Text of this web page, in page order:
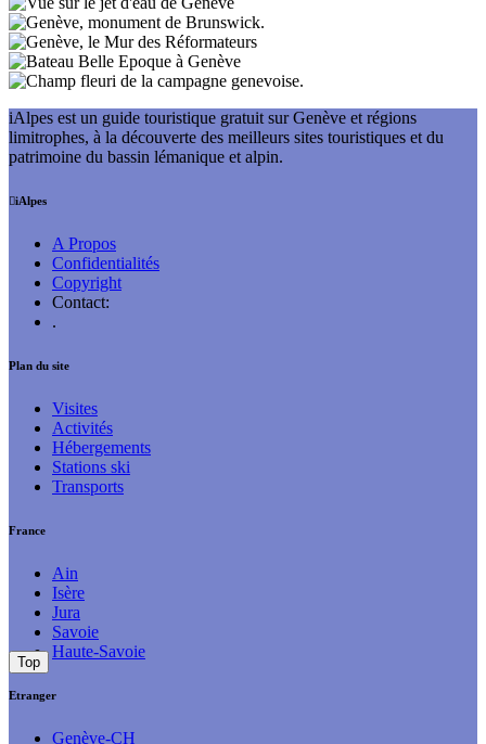
iAlpes est un guide touristique gratuit sur Genève et régions
limitrophes, à la découverte des meilleurs sites touristiques et du
patrimoine du bassin lémanique et alpin.
iAlpes
A Propos
Confidentialités
Copyright
Contact:
.
Plan du site
Visites
Activités
Hébergements
Stations ski
Transports
France
Ain
Isère
Jura
Savoie
Haute-Savoie
Etranger
Genève-CH
Top